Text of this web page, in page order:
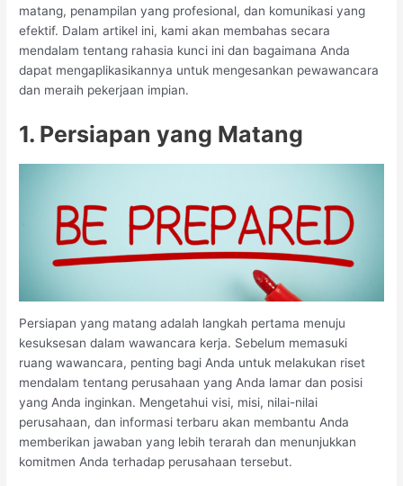
matang, penampilan yang profesional, dan komunikasi yang
efektif. Dalam artikel ini, kami akan membahas secara
mendalam tentang rahasia kunci ini dan bagaimana Anda
dapat mengaplikasikannya untuk mengesankan pewawancara
dan meraih pekerjaan impian.
1. Persiapan yang Matang
Persiapan yang matang adalah langkah pertama menuju
kesuksesan dalam wawancara kerja. Sebelum memasuki
ruang wawancara, penting bagi Anda untuk melakukan riset
mendalam tentang perusahaan yang Anda lamar dan posisi
yang Anda inginkan. Mengetahui visi, misi, nilai-nilai
perusahaan, dan informasi terbaru akan membantu Anda
memberikan jawaban yang lebih terarah dan menunjukkan
komitmen Anda terhadap perusahaan tersebut.